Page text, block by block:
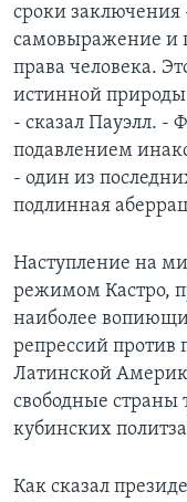
сроки заключения
самовыражение и
права человека.
истинной
- сказал Пауэлл. -
подавлением
- один из
подлинная
Наступление на
режимом Кастро,
наиболее
репрессий
Латинской
свободные страны
кубинских
Как сказал